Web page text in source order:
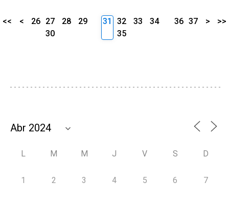
<< < 26 27 28
29
30
31 32 33
34
35
36 37 > >>
L M M J V S D
1 2 3 4 5 6 7